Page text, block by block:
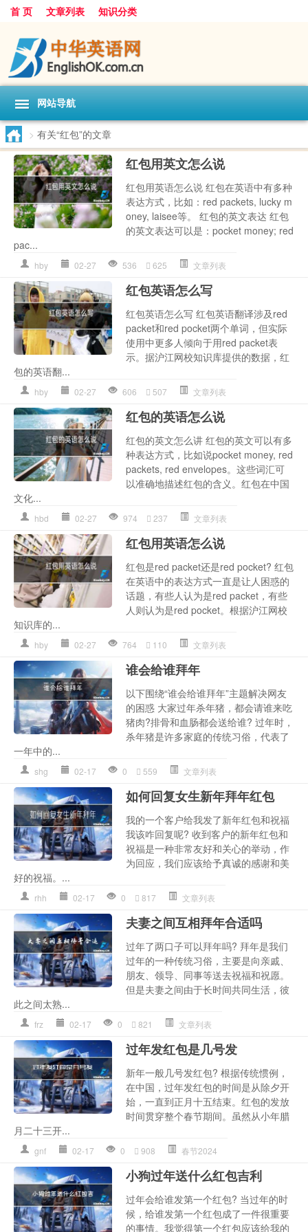
首 页 文章列表 知识分类
网站导航
> 有关“红包”的文章
红包用英文怎么说
红包用英语怎么说 红包在英语中有多种
表达方式，比如：red packets, lucky m
oney, laisee等。 红包的英文表达 红包
的英文表达可以是：pocket money; red
pac...
hby 02-27 536 625 文章列表
红包英语怎么写
红包英语怎么写 红包英语翻译涉及red
packet和red pocket两个单词，但实际
使用中更多人倾向于用red packet表
示。据沪江网校知识库提供的数据，红
包的英语翻...
hby 02-27 606 507 文章列表
红包的英语怎么说
红包的英文怎么讲 红包的英文可以有多
种表达方式，比如说pocket money, red
packets, red envelopes。这些词汇可
以准确地描述红包的含义。红包在中国
文化...
hbd 02-27 974 237 文章列表
红包用英语怎么说
红包是red packet还是red pocket? 红包
在英语中的表达方式一直是让人困惑的
话题，有些人认为是red packet，有些
人则认为是red pocket。根据沪江网校
知识库的...
hby 02-27 764 110 文章列表
谁会给谁拜年
以下围绕“谁会给谁拜年”主题解决网友
的困惑 大家过年杀年猪，都会请谁来吃
猪肉?排骨和血肠都会送给谁? 过年时，
杀年猪是许多家庭的传统习俗，代表了
一年中的...
shg 02-17 0 559 文章列表
如何回复女生新年拜年红包
我的一个客户给我发了新年红包和祝福
我该咋回复呢? 收到客户的新年红包和
祝福是一种非常友好和关心的举动，作
为回应，我们应该给予真诚的感谢和美
好的祝福。...
rhh 02-17 0 817 文章列表
夫妻之间互相拜年合适吗
过年了两口子可以拜年吗? 拜年是我们
过年的一种传统习俗，主要是向亲戚、
朋友、领导、同事等送去祝福和祝愿。
但是夫妻之间由于长时间共同生活，彼
此之间太熟...
frz 02-17 0 821 文章列表
过年发红包是几号发
新年一般几号发红包? 根据传统惯例，
在中国，过年发红包的时间是从除夕开
始，一直到正月十五结束。红包的发放
时间贯穿整个春节期间。虽然从小年腊
月二十三开...
gnf 02-17 0 908 春节2024
小狗过年送什么红包吉利
过年会给谁发第一个红包? 当过年的时
候，给谁发第一个红包成了一件很重要
的事情。我觉得第一个红包应该给我的